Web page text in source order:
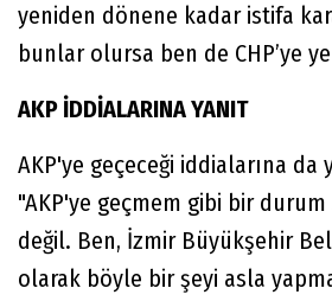
yeniden dönene kadar istifa
bunlar olursa ben de CHP’ye
AKP İDDİALARINA YANIT
AKP'ye geçeceği iddialarına da
"AKP'ye geçmem gibi bir
değil. Ben, İzmir Büyükşehir
olarak böyle bir şeyi asla